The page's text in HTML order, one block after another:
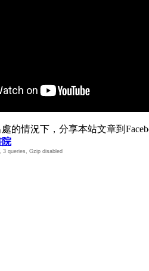
的情況下，分享本站文章到
院
3 queries, Gzip disabled